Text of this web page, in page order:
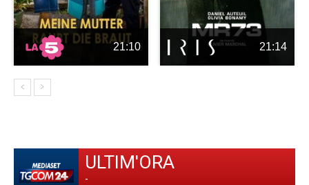
21:10 21:14
ULTIM'ORA
-